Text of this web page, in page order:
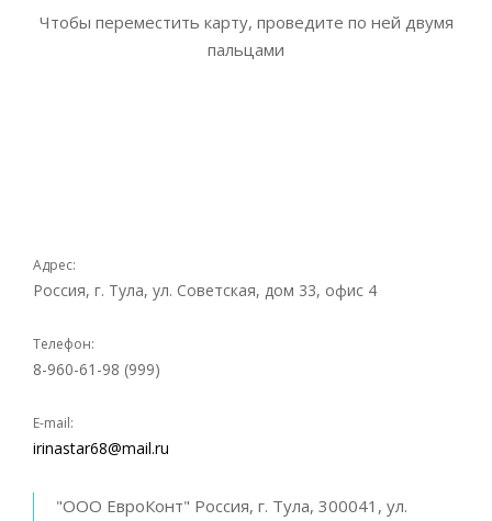
Чтобы переместить карту, проведите по ней двумя
пальцами
Адрес:
Россия, г. Тула, ул. Советская, дом 33, офис 4
Телефон:
8-960-61-98 (999)
E-mail:
irinastar68@mail.ru
"ООО ЕвроКонт" Россия, г. Тула, 300041, ул.